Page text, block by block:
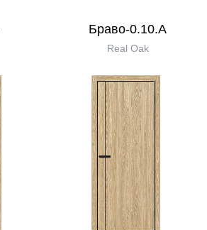
Браво-0.10.А
Real Oak